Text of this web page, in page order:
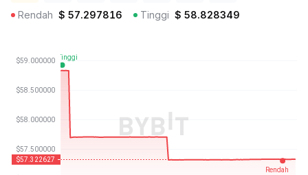
Rendah $ 57.297816 Tinggi $ 58.828349